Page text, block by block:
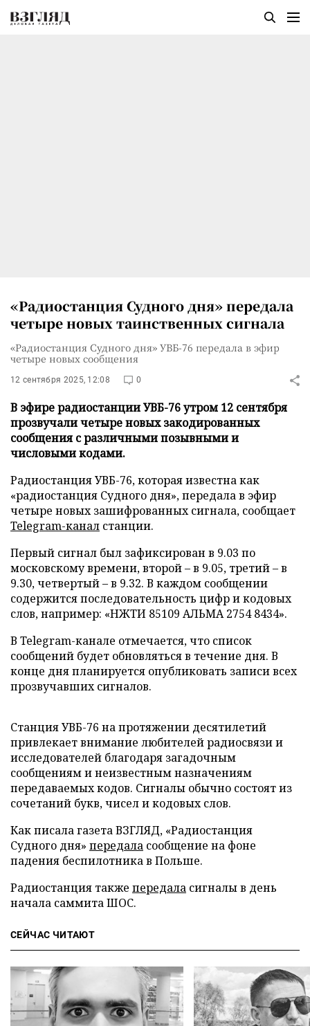
«Радиостанция Судного дня» передала
четыре новых таинственных сигнала
«Радиостанция Судного дня» УВБ-76 передала в эфир
четыре новых сообщения
12 сентября 2025, 12:08 0
В эфире радиостанции УВБ-76 утром 12 сентября
прозвучали четыре новых закодированных
сообщения с различными позывными и
числовыми кодами.
Радиостанция УВБ-76, которая известна как
«радиостанция Судного дня», передала в эфир
четыре новых зашифрованных сигнала, сообщает
Telegram-канал станции.
Первый сигнал был зафиксирован в 9.03 по
московскому времени, второй – в 9.05, третий – в
9.30, четвертый – в 9.32. В каждом сообщении
содержится последовательность цифр и кодовых
слов, например: «НЖТИ 85109 АЛЬМА 2754 8434».
В Telegram-канале отмечается, что список
сообщений будет обновляться в течение дня. В
конце дня планируется опубликовать записи всех
прозвучавших сигналов.
Станция УВБ-76 на протяжении десятилетий
привлекает внимание любителей радиосвязи и
исследователей благодаря загадочным
сообщениям и неизвестным назначениям
передаваемых кодов. Сигналы обычно состоят из
сочетаний букв, чисел и кодовых слов.
Как писала газета ВЗГЛЯД, «Радиостанция
Судного дня» передала сообщение на фоне
падения беспилотника в Польше.
Радиостанция также передала сигналы в день
начала саммита ШОС.
СЕЙЧАС ЧИТАЮТ